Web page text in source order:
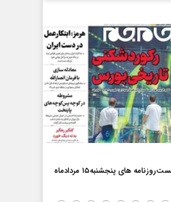
ها‌ی پنجشنبه‌۱۵ مردادماه